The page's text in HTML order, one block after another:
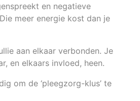
en negatieve
meer energie kost dan je
aan elkaar verbonden. Je
en elkaars invloed, heen.
om de ‘pleegzorg-klus’ te